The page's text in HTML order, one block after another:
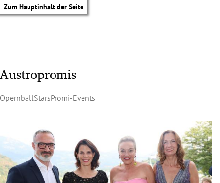
Zum Hauptinhalt der Seite
Austropromis
OpernballStarsPromi-Events